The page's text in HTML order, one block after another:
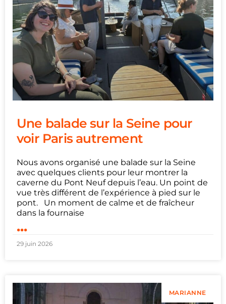
Une balade sur la Seine pour
voir Paris autrement
Nous avons organisé une balade sur la Seine
avec quelques clients pour leur montrer la
caverne du Pont Neuf depuis l’eau. Un point de
vue très différent de l’expérience à pied sur le
pont. Un moment de calme et de fraîcheur
dans la fournaise
...
29 juin 2026
MARIANNE